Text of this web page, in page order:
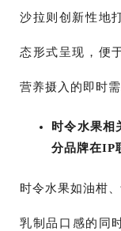
沙拉则创新性地
态形式呈现，便
营养摄入的即时
时令水果相
分品牌在IP
时令水果如油柑
乳制品口感的同